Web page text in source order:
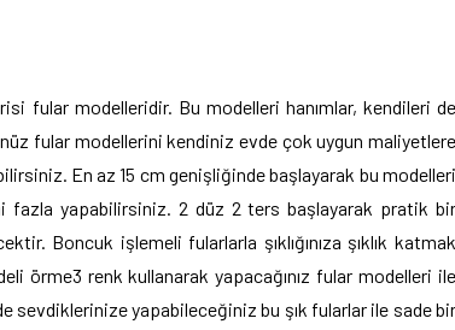
fular modelleridir. Bu modelleri hanımlar, kendileri de
fular modellerini kendiniz evde çok uygun maliyetlere
En az 15 cm genişliğinde başlayarak bu modelleri
fazla yapabilirsiniz. 2 düz 2 ters başlayarak pratik bir
Boncuk işlemeli fularlarla şıklığınıza şıklık katmak
örme3 renk kullanarak yapacağınız fular modelleri ile
sevdiklerinize yapabileceğiniz bu şık fularlar ile sade bir